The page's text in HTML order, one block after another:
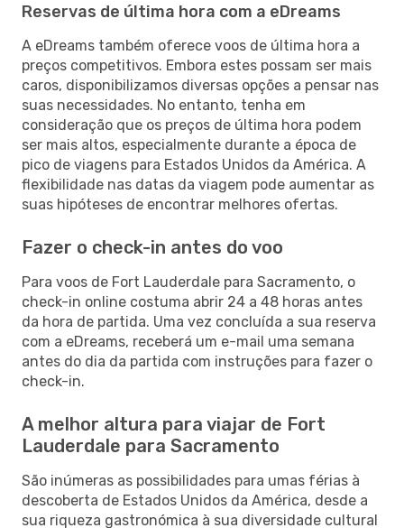
Reservas de última hora com a eDreams
A eDreams também oferece voos de última hora a
preços competitivos. Embora estes possam ser mais
caros, disponibilizamos diversas opções a pensar nas
suas necessidades. No entanto, tenha em
consideração que os preços de última hora podem
ser mais altos, especialmente durante a época de
pico de viagens para Estados Unidos da América. A
flexibilidade nas datas da viagem pode aumentar as
suas hipóteses de encontrar melhores ofertas.
Fazer o check-in antes do voo
Para voos de Fort Lauderdale para Sacramento, o
check-in online costuma abrir 24 a 48 horas antes
da hora de partida. Uma vez concluída a sua reserva
com a eDreams, receberá um e-mail uma semana
antes do dia da partida com instruções para fazer o
check-in.
A melhor altura para viajar de Fort
Lauderdale para Sacramento
São inúmeras as possibilidades para umas férias à
descoberta de Estados Unidos da América, desde a
sua riqueza gastronómica à sua diversidade cultural